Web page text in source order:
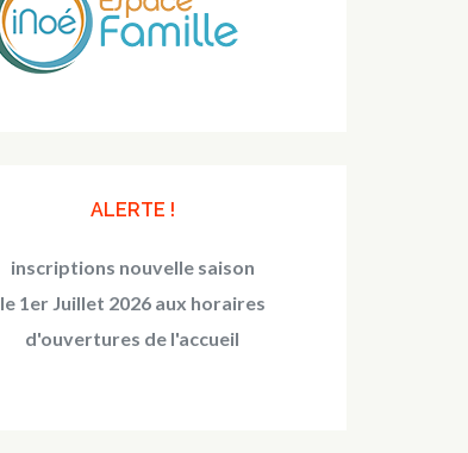
ALERTE !
inscriptions nouvelle saison
le 1er Juillet 2026 aux horaires
d'ouvertures de l'accueil